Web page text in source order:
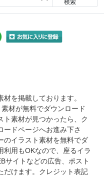
検索
を掲載しております。
材が無料でダウンロード
ト素材が見つかったら、ク
ードページへお進み下さ
のイラスト素材を無料でダ
利用もOKなので、座るイラ
サイトなどの広告、ポスト
だけます。クレジット表記